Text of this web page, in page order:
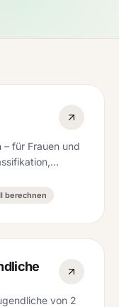
für Frauen und
berechnen
von 2